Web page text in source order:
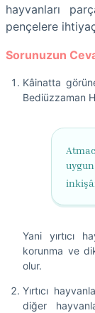
hayvanları
pençelere
Sorunuzun
Kâinatta
Bediüzzaman
Yani yırtıcı
korunma ve
olur.
Yırtıcı
diğer